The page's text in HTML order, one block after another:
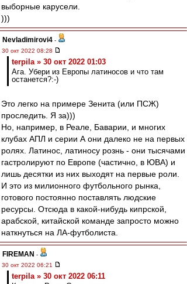
выборные карусели.
)))
Nevladimirovi4 -
30 окт 2022 08:28
terpila » 30 окт 2022 01:03
Ага. Убери из Европы латиносов и что там
останется?:-)
Это легко на примере Зенита (или ПСЖ)
проследить. Я за)))
Но, например, в Реале, Баварии, и многих
клубах АПЛ и серии А они далеко не на первых
ролях. Латинос, латиносу рознь - они тысячами
гастролируют по Европе (частично, в ЮВА) и
лишь десятки из них выходят на первые роли.
И это из милионного футбольного рынка,
готового постоянно поставлять людские
ресурсы. Отсюда в какой-нибудь кипрской,
арабской, китайской команде запросто можно
наткнуться на ЛА-футболиста.
FIREMAN -
30 окт 2022 06:21
terpila » 30 окт 2022 06:11